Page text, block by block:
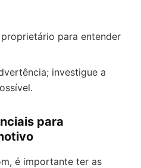
para entender
investigue a
para
é importante ter as